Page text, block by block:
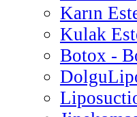
Karın
Kulak
Botox -
Dolgu